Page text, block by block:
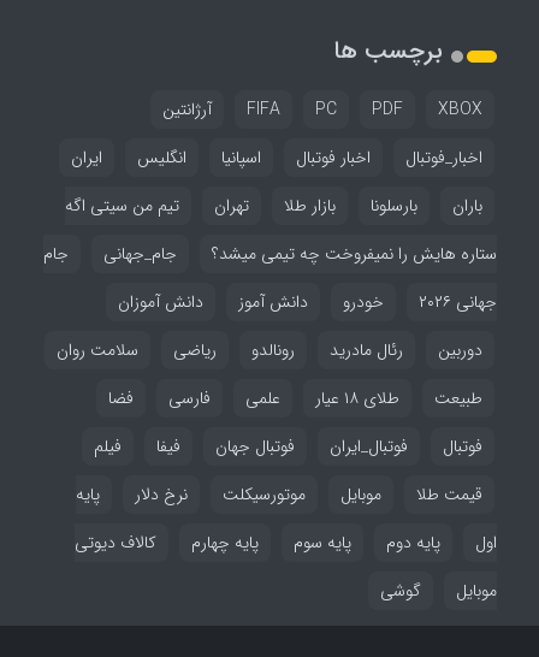
برچسب ها
FIFA PC PDF XBOX
آرژانتین
اخبار_فوتبال
اخبار فوتبال اسپانیا انگلیس
ایران
باران
بارسلونا بازار طلا تهران
تیم من سیتی اگه
ستاره هایش را نمیفروخت چه تیمی میشد؟
جام_جهانی
جام
جهانی ۲۰۲۶
خودرو دانش آموز
دانش آموزان
دوربین
رئال مادرید رونالدو ریاضی
سلامت روان
طبیعت
طلای ۱۸ عیار علمی فارسی
فضا
فوتبال
فوتبال_ایران فوتبال جهان فیفا
فیلم
قیمت طلا
موبایل موتورسیکلت نرخ دلار
پایه
اول
پایه دوم پایه سوم پایه چهارم
کالاف دیوتی
موبایل
گوشی